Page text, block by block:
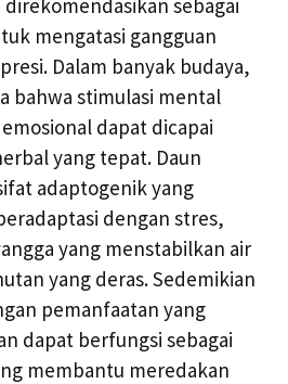
sebagai
mengatasi gangguan
Dalam banyak budaya,
bahwa stimulasi mental
dapat dicapai
yang tepat. Daun
adaptogenik yang
dengan stres,
yang menstabilkan air
yang deras. Sedemikian
pemanfaatan yang
dapat berfungsi sebagai
membantu meredakan